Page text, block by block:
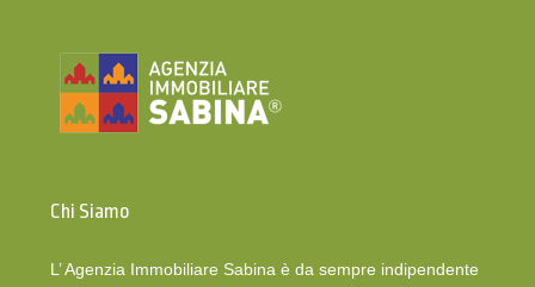
Chi Siamo
L’ Agenzia Immobiliare Sabina è da sempre indipendente